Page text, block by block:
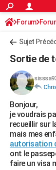
ACTUALITÉS
Politique
Société
Faits Divers
Education
Monde
Villes
+
FINANCE
Retraite
Impôts
Epargne
Immobilier
Risques
Banque
Assurance
Crédit
AUTO
Essais
Réserver un essai
Citadines
Berlines
SUV
Forum auto
+HIGH-TECH
Mobiles
Meilleur
Internet
Ordinateurs
Jeux vidéo
Guide high-tech
+BRICOLAGE
Forum
Aménagement
Extérieur
Cuisine
Salle de bains
Jardinage
Rangement
WEEK-END
Forum
Sujet
Sortie de
Bonjour,
je voudrais
recueillir sur
mais mes
autorisation
ont le
faire un visa